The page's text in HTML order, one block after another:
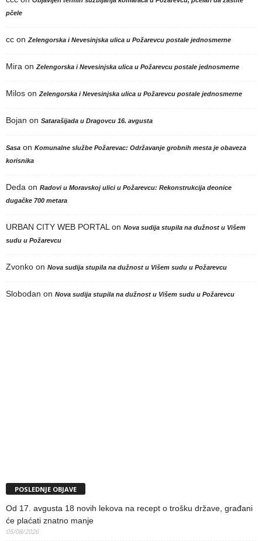
pčele
cc on Zelengorska i Nevesinjska ulica u Požarevcu postale jednosmerne
Mira on Zelengorska i Nevesinjska ulica u Požarevcu postale jednosmerne
Milos on Zelengorska i Nevesinjska ulica u Požarevcu postale jednosmerne
Bojan on Satarašijada u Dragovcu 16. avgusta
Sasa on Komunalne službe Požarevac: Održavanje grobnih mesta je obaveza
korisnika
Deda on Radovi u Moravskoj ulici u Požarevcu: Rekonstrukcija deonice
dugačke 700 metara
URBAN CITY WEB PORTAL on Nova sudija stupila na dužnost u Višem
sudu u Požarevcu
Zvonko on Nova sudija stupila na dužnost u Višem sudu u Požarevcu
Slobodan on Nova sudija stupila na dužnost u Višem sudu u Požarevcu
POSLEDNJE OBJAVE
Od 17. avgusta 18 novih lekova na recept o trošku države, građani
će plaćati znatno manje
05/08/2026